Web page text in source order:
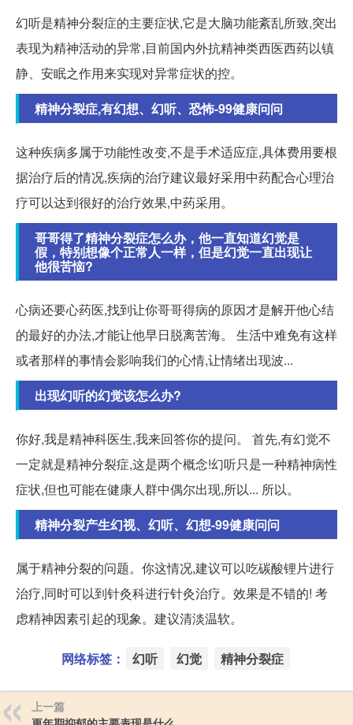
幻听是精神分裂症的主要症状,它是大脑功能紊乱所致,突出
表现为精神活动的异常,目前国内外抗精神类西医西药以镇
静、安眠之作用来实现对异常症状的控。
精神分裂症,有幻想、幻听、恐怖-99健康问问
这种疾病多属于功能性改变,不是手术适应症,具体费用要根
据治疗后的情况,疾病的治疗建议最好采用中药配合心理治
疗可以达到很好的治疗效果,中药采用。
哥哥得了精神分裂症怎么办，他一直知道幻觉是
假，特别想像个正常人一样，但是幻觉一直出现让
他很苦恼?
心病还要心药医,找到让你哥哥得病的原因才是解开他心结
的最好的办法,才能让他早日脱离苦海。 生活中难免有这样
或者那样的事情会影响我们的心情,让情绪出现波...
出现幻听的幻觉该怎么办?
你好,我是精神科医生,我来回答你的提问。 首先,有幻觉不
一定就是精神分裂症,这是两个概念!幻听只是一种精神病性
症状,但也可能在健康人群中偶尔出现,所以... 所以。
精神分裂产生幻视、幻听、幻想-99健康问问
属于精神分裂的问题。你这情况,建议可以吃碳酸锂片进行
治疗,同时可以到针灸科进行针灸治疗。效果是不错的! 考
虑精神因素引起的现象。建议清淡温软。
网络标签： 幻听 幻觉 精神分裂症
上一篇